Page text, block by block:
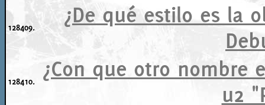
128409.
¿De qué estilo es la
128410.
¿Con que otro nombre
u2